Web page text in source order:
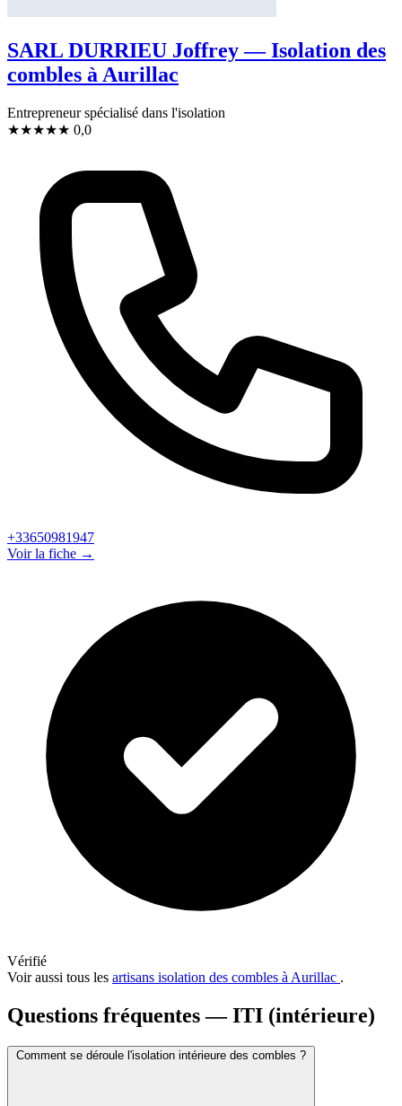
SARL DURRIEU Joffrey — Isolation des
combles à Aurillac
Entrepreneur spécialisé dans l'isolation
★★★★★ 0,0
+33650981947
Voir la fiche →
Vérifié
Voir aussi tous les artisans isolation des combles à Aurillac .
Questions fréquentes — ITI (intérieure)
Comment se déroule l'isolation intérieure des combles ?